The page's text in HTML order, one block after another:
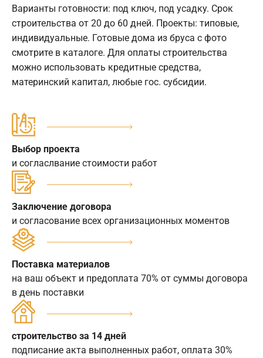
Варианты готовности: под ключ, под усадку. Срок
строительства от 20 до 60 дней. Проекты: типовые,
индивидуальные. Готовые дома из бруса с фото
смотрите в каталоге. Для оплаты строительства
можно использовать кредитные средства,
материнский капитал, любые гос. субсидии.
Выбор проекта
и согласлвание стоимости работ
Заключение договора
и согласование всех организационных моментов
Поставка материалов
на ваш объект и предоплата 70% от суммы договора
в день поставки
строительство за 14 дней
подписание акта выполненных работ, оплата 30%